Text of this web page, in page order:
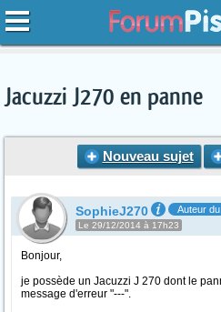
Jacuzzi J270 en panne
Nouveau sujet
SophieJ270 Auteur
Le 29/12/2014 à 17h23
Bonjour,
je possède un Jacuzzi J 270 dont le
message d'erreur "---".